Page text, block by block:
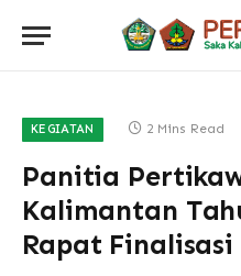
KEGIATAN 2 Mins Read
Panitia
Kalimantan
Rapat